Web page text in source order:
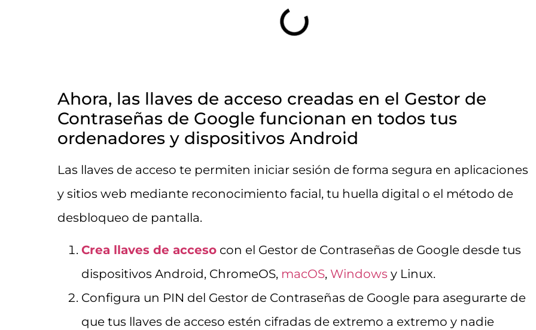
Ahora, las llaves de acceso creadas en el Gestor de
Contraseñas de Google funcionan en todos tus
ordenadores y dispositivos Android
Las llaves de acceso te permiten iniciar sesión de forma segura en aplicaciones
y sitios web mediante reconocimiento facial, tu huella digital o el método de
desbloqueo de pantalla.
Crea llaves de acceso con el Gestor de Contraseñas de Google desde tus
dispositivos Android, ChromeOS, macOS, Windows y Linux.
Configura un PIN del Gestor de Contraseñas de Google para asegurarte de
que tus llaves de acceso estén cifradas de extremo a extremo y nadie